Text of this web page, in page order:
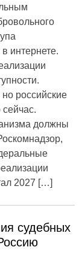
интернете.
российские
должны
2027 […]
судебных